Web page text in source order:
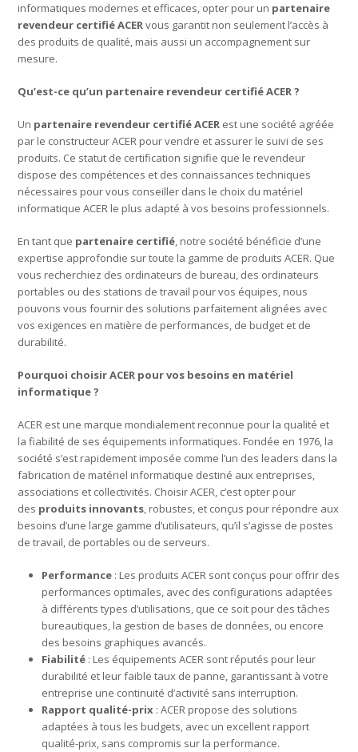
informatiques modernes et efficaces, opter pour un partenaire
revendeur certifié ACERvous garantit non seulement l’accès à
des produits de qualité, mais aussi un accompagnement sur
mesure.
Qu’est-ce qu’un partenaire revendeur certifié ACER ?
Un partenaire revendeur certifié ACER est une société agréée
par le constructeur ACER pour vendre et assurer le suivi de ses
produits. Ce statut de certification signifie que le revendeur
dispose des compétences et des connaissances techniques
nécessaires pour vous conseiller dans le choix du matériel
informatique ACER le plus adapté à vos besoins professionnels.
En tant que partenaire certifié, notre société bénéficie d’une
expertise approfondie sur toute la gamme de produits ACER. Que
vous recherchiez des ordinateurs de bureau, des ordinateurs
portables ou des stations de travail pour vos équipes, nous
pouvons vous fournir des solutions parfaitement alignées avec
vos exigences en matière de performances, de budget et de
durabilité.
Pourquoi choisir ACER pour vos besoins en matériel
informatique ?
ACER est une marque mondialement reconnue pour la qualité et
la fiabilité de ses équipements informatiques. Fondée en 1976, la
société s’est rapidement imposée comme l’un des leaders dans la
fabrication de matériel informatique destiné aux entreprises,
associations et collectivités. Choisir ACER, c’est opter pour
des produits innovants, robustes, et conçus pour répondre aux
besoins d’une large gamme d’utilisateurs, qu’il s’agisse de postes
de travail, de portables ou de serveurs.
Performance : Les produits ACER sont conçus pour offrir des
performances optimales, avec des configurations adaptées
à différents types d’utilisations, que ce soit pour des tâches
bureautiques, la gestion de bases de données, ou encore
des besoins graphiques avancés.
Fiabilité : Les équipements ACER sont réputés pour leur
durabilité et leur faible taux de panne, garantissant à votre
entreprise une continuité d’activité sans interruption.
Rapport qualité-prix : ACER propose des solutions
adaptées à tous les budgets, avec un excellent rapport
qualité-prix, sans compromis sur la performance.